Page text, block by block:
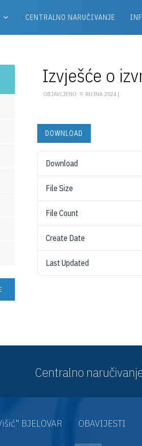
CENTRALNO NARUČIVANJE
Izvješće o
OBJAVLJENO: 9. RUJNA 2024 |
DOWNLOAD
Download
File Size
File Count
Create Date
Last Updated
Centralno
BJELOVAR OBAVIJESTI